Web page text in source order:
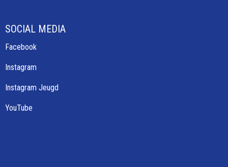
SOCIAL MEDIA
Facebook
Instagram
Instagram Jeugd
YouTube